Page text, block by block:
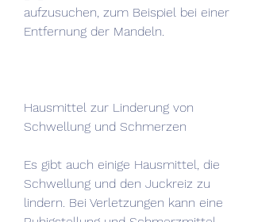
aufzusuchen, zum Beispiel bei einer
Entfernung der Mandeln.
Hausmittel zur Linderung von
Schwellung und Schmerzen
Es gibt auch einige Hausmittel, die
Schwellung und den Juckreiz zu
lindern. Bei Verletzungen kann eine